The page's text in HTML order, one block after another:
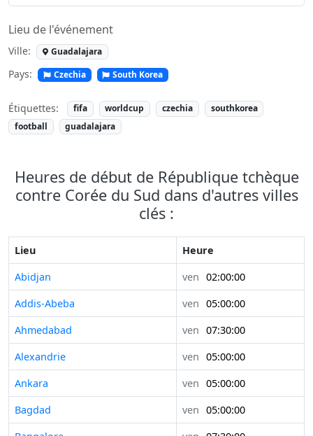
Lieu de l'événement
Ville: Guadalajara
Pays: Czechia South Korea
Étiquettes: fifa worldcup czechia
southkorea
football
guadalajara
Heures de début de République tchèque
contre Corée du Sud dans d'autres villes
clés :
Lieu
Heure
Abidjan
ven 02:00:00
Addis-Abeba
ven 05:00:00
Ahmedabad
ven 07:30:00
Alexandrie
ven 05:00:00
Ankara
ven 05:00:00
Bagdad
ven 05:00:00